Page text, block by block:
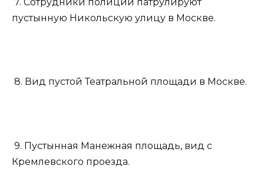
пустынную Никольскую улицу в Москве.
8. Вид пустой Театральной площади в Москве.
9. Пустынная Манежная площадь, вид с
Кремлевского проезда.